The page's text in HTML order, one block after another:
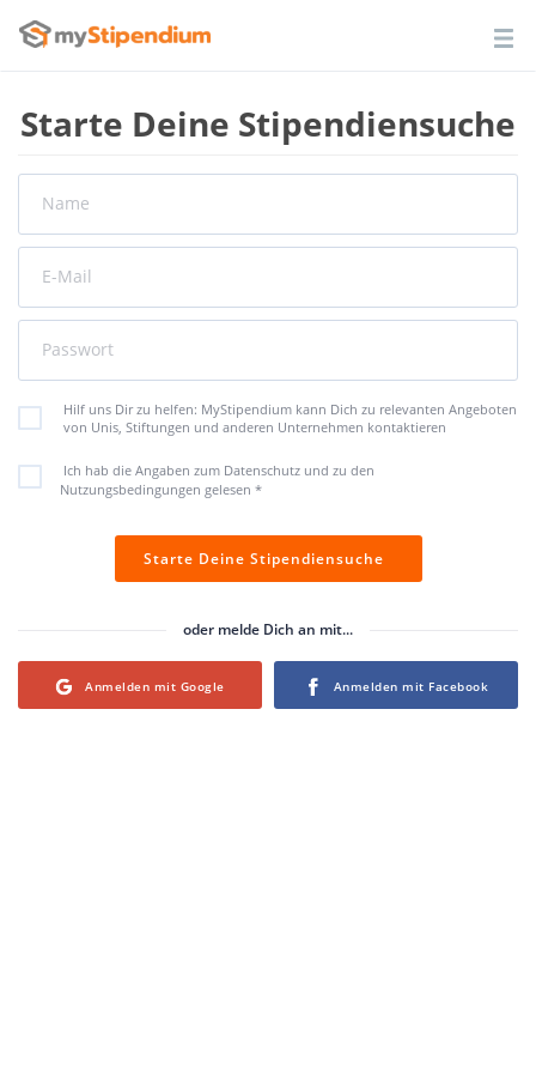
Starte Deine Stipendiensuche
Name
E-Mail
Passwort
Hilf uns Dir zu helfen: MyStipendium kann Dich zu relevanten Angeboten
von Unis, Stiftungen und anderen Unternehmen kontaktieren
Ich hab die Angaben zum Datenschutz und zu den
Nutzungsbedingungen gelesen *
Starte Deine Stipendiensuche
oder melde Dich an mit...
Login with Google Login with Facebook